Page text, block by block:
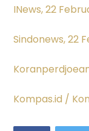
INews, 22
Sindonews, 22
Kompas.id /